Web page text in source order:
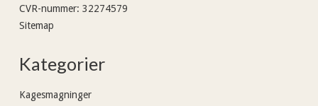
CVR-nummer: 32274579
Sitemap
Kategorier
Kagesmagninger